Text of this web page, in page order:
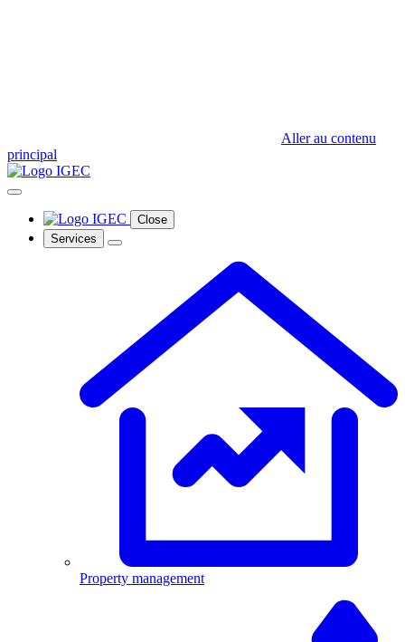
Aller au contenu
principal
Close
Services
Property management